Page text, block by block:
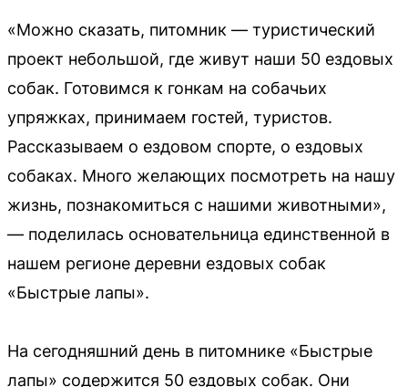
«Можно сказать, питомник — туристический
проект небольшой, где живут наши 50 ездовых
собак. Готовимся к гонкам на собачьих
упряжках, принимаем гостей, туристов.
Рассказываем о ездовом спорте, о ездовых
собаках. Много желающих посмотреть на нашу
жизнь, познакомиться с нашими животными»,
— поделилась основательница единственной в
нашем регионе деревни ездовых собак
«Быстрые лапы».
На сегодняшний день в питомнике «Быстрые
лапы» содержится 50 ездовых собак. Они